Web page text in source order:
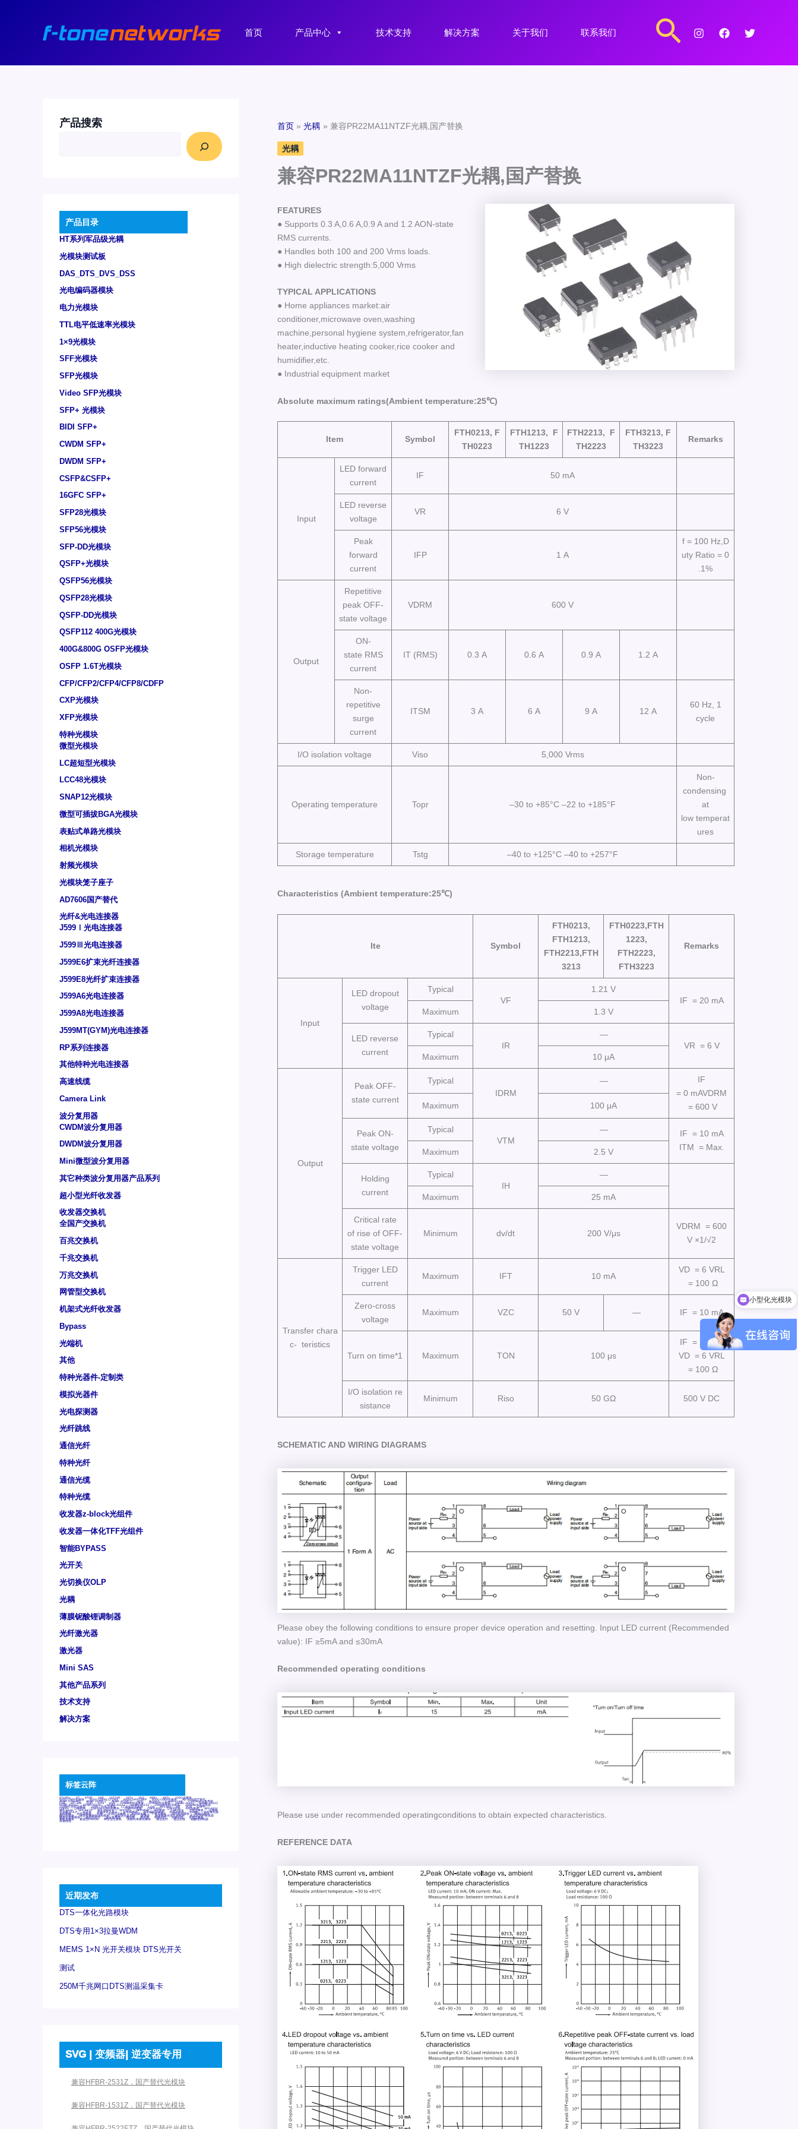
首页 产品中心 技术支持 解决方案 关于我们 联系我们
搜
索
产品搜索
产品目录
HT系列军品级光耦
光模块测试板
DAS_DTS_DVS_DSS
光电编码器模块
电力光模块
TTL电平低速率光模块
1×9光模块
SFF光模块
SFP光模块
Video SFP光模块
SFP+ 光模块
BIDI SFP+
CWDM SFP+
DWDM SFP+
CSFP&CSFP+
16GFC SFP+
SFP28光模块
SFP56光模块
SFP-DD光模块
QSFP+光模块
QSFP56光模块
QSFP28光模块
QSFP-DD光模块
QSFP112 400G光模块
400G&800G OSFP光模块
OSFP 1.6T光模块
CFP/CFP2/CFP4/CFP8/CDFP
CXP光模块
XFP光模块
特种光模块
微型光模块
LC超短型光模块
LCC48光模块
SNAP12光模块
微型可插拔BGA光模块
表贴式单路光模块
相机光模块
射频光模块
光模块笼子座子
AD7606国产替代
光纤&光电连接器
J599Ⅰ光电连接器
J599Ⅲ光电连接器
J599E6扩束光纤连接器
J599E8光纤扩束连接器
J599A6光电连接器
J599A8光电连接器
J599MT(GYM)光电连接器
RP系列连接器
其他特种光电连接器
高速线缆
Camera Link
波分复用器
CWDM波分复用器
DWDM波分复用器
Mini微型波分复用器
其它种类波分复用器产品系列
超小型光纤收发器
收发器交换机
全国产交换机
百兆交换机
千兆交换机
万兆交换机
网管型交换机
机架式光纤收发器
Bypass
光端机
其他
特种光器件-定制类
模拟光器件
光电探测器
光纤跳线
通信光纤
特种光纤
通信光缆
特种光缆
收发器z-block光组件
收发器一体化TFF光组件
智能BYPASS
光开关
光切换仪OLP
光耦
薄膜铌酸锂调制器
光纤激光器
激光器
Mini SAS
其他产品系列
技术支持
解决方案
标签云阵
6Tx6Rx 8T 8T8R 24R 24T24R 24Tx 25G 48Rx 48Tx 100G光模块
400G OSFP光模块 400G QSFP112 DR4 800G DR8 OSFP 800G OSFP光模块 AD7606国产替代
AFBR-57B4APZ AFBR-1528CZ AFBR-2528CZ AOC Bypass Camera Link CWDM波分复用器
DAS DC~4M DSS DTS DVS GYMB光纤连接器 GYM光纤连接器 HFBR-1531Z HFBR-2531Z
HFBR-4501Z HFBR-4503Z HFBR-4511Z HFBR-4513Z J599A6光纤连接器 J599A8光电连接器
J599MT光纤连接器 J599Ⅰ光电连接器 LC超短型光模块 LGA Mini SAS MT POB QSFP
QSFP+ QSFP28 QSFP28 100G光模块 QSFP28笼座 QSFP 40G QSFP笼座 RP连接器 SFF-8431
SFF-8436 SFF-8472 SFF-8654 4i SFP 10G SFP MSA SFP笼座 Z-BLOCK 万兆交换机 交换机
光切换仪OLP 光开关 光模块笼子座子 光电探测器 光电编码器模块 光电连接器 光端机 光纤激光器
光纤跳线 光纤连接器 光耦 全国产交换机 军品级光耦 千兆交换机 国产化光模块 射频光模块
微型光模块 微型可插拔BGA光模块 微型波分复用器 探测器 收发模块光学引擎组件 机架式光纤收发器
模拟光发射模块 模拟光器件 波分复用器 测试版 激光器 特种光纤 特种光缆 百兆交换机
相机光模块 紧凑型DWDM 网管型交换机 表贴式单路光模块 通信光纤 通信光缆 铌酸锂调制器
高速线缆
近期发布
DTS一体化光路模块
DTS专用1×3拉曼WDM
MEMS 1×N 光开关模块 DTS光开关
测试
250M千兆网口DTS测温采集卡
SVG | 变频器| 逆变器专用
兼容HFBR-2531Z，国产替代光模块
兼容HFBR-1531Z，国产替代光模块
首页 光耦 兼容PR22MA11NTZF光耦,国产替换
光耦
兼容PR22MA11NTZF光耦,国产替换
FEATURES
● Supports 0.3 A,0.6 A,0.9 A and 1.2 AON-state
RMS currents.
● Handles both 100 and 200 Vrms loads.
● High dielectric strength:5,000 Vrms
TYPICAL APPLICATIONS
● Home appliances market:air
conditioner,microwave oven,washing
machine,personal hygiene system,refrigerator,fan
heater,inductive heating cooker,rice cooker and
humidifier,etc.
● Industrial equipment market
Absolute maximum ratings(Ambient temperature:25℃)
Item Symbol
FTH0213, F
TH0223
FTH1213, F
TH1223
FTH2213, F
TH2223
FTH3213, F
TH3223
Remarks
Input
LED forward
current
IF 50 mA
LED reverse
voltage
VR 6 V
Peak
forward
current
IFP 1 A
f = 100 Hz,D
uty Ratio = 0
.1%
Output
Repetitive
peak OFF-
state voltage
VDRM 600 V
ON-
state RMS
current
IT (RMS) 0.3 A 0.6 A 0.9 A 1.2 A
Non-
repetitive
surge
current
ITSM 3 A 6 A 9 A 12 A
60 Hz, 1
cycle
I/O isolation voltage Viso 5,000 Vrms
Operating temperature Topr –30 to +85°C –22 to +185°F
Non-
condensing
at
low temperat
ures
Storage temperature Tstg –40 to +125°C –40 to +257°F
Characteristics (Ambient temperature:25℃)
Ite Symbol
FTH0213,
FTH1213,
FTH2213,FTH
3213
FTH0223,FTH
1223,
FTH2223,
FTH3223
Remarks
Input
LED dropout
voltage
Typical
VF
1.21 V
IF = 20 mA
Maximum
1.3 V
LED reverse
current
Typical
IR
—
VR = 6 V
Maximum
10 μA
Output
Peak OFF-
state current
Typical
IDRM
—
IF
= 0 mAVDRM
= 600 V
Maximum 100 μA
Peak ON-
state voltage
Typical
VTM
—
IF = 10 mA
ITM = Max.
Maximum 2.5 V
Holding
current
Typical
IH
—
Maximum 25 mA
Critical rate
of rise of OFF-
state voltage
Minimum dv/dt 200 V/μs
VDRM = 600
V ×1/√2
Transfer chara
c- teristics
Trigger LED
current
Maximum IFT 10 mA
VD = 6 VRL
= 100 Ω
Zero-cross
voltage
Maximum VZC 50 V — IF = 10 mA
Turn on time*1 Maximum TON 100 μs
IF = 20 mA
VD = 6 VRL
= 100 Ω
I/O isolation re
sistance
Minimum Riso 50 GΩ 500 V DC
SCHEMATIC AND WIRING DIAGRAMS
Please obey the following conditions to ensure proper device operation and resetting. Input LED current (Recommended
value): IF ≥5mA and ≤30mA
Recommended operating conditions
Please use under recommended operatingconditions to obtain expected characteristics.
REFERENCE DATA
小型化光模块